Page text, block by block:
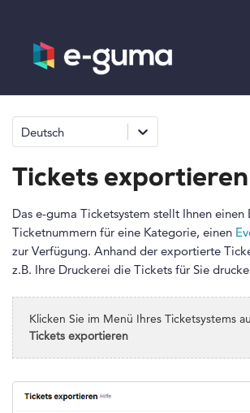
Allgemeines
Produktshop
Kontakt
Deutsch
Tickets exportieren
Das e-guma Ticketsystem stellt Ihnen
Ticketnummern für eine Kategorie, einen
zur Verfügung. Anhand der exportierte
z.B. Ihre Druckerei die Tickets für Sie
Klicken Sie im Menü Ihres Ticketsystems
Tickets exportieren